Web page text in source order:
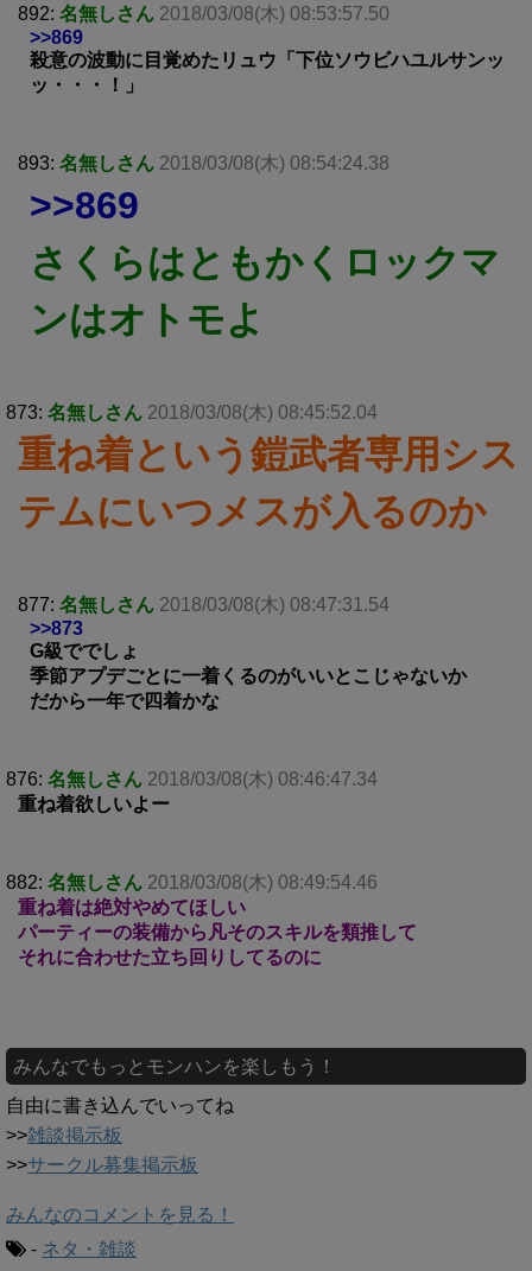
892: 名無しさん 2018/03/08(木) 08:53:57.50
>>869
殺意の波動に目覚めたリュウ「下位ソウビハユルサンッ
ッ・・・！」
893: 名無しさん 2018/03/08(木) 08:54:24.38
>>869
さくらはともかくロックマ
ンはオトモよ
873: 名無しさん 2018/03/08(木) 08:45:52.04
重ね着という鎧武者専用シス
テムにいつメスが入るのか
877: 名無しさん 2018/03/08(木) 08:47:31.54
>>873
G級ででしょ
季節アプデごとに一着くるのがいいとこじゃないか
だから一年で四着かな
876: 名無しさん 2018/03/08(木) 08:46:47.34
重ね着欲しいよー
882: 名無しさん 2018/03/08(木) 08:49:54.46
重ね着は絶対やめてほしい
パーティーの装備から凡そのスキルを類推して
それに合わせた立ち回りしてるのに
みんなでもっとモンハンを楽しもう！
自由に書き込んでいってね
>>雑談掲示板
>>サークル募集掲示板
みんなのコメントを見る！
- ネタ・雑談